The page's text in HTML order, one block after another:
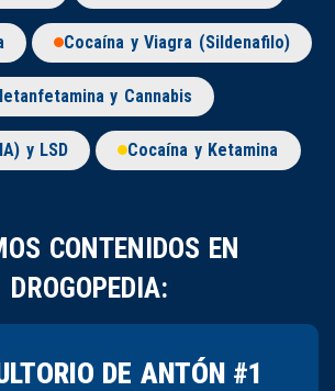
Cocaína y Viagra (Sildenafilo)
y Cannabis
y LSD Cocaína y Ketamina
CONTENIDOS EN
DROGOPEDIA:
DE ANTÓN #1